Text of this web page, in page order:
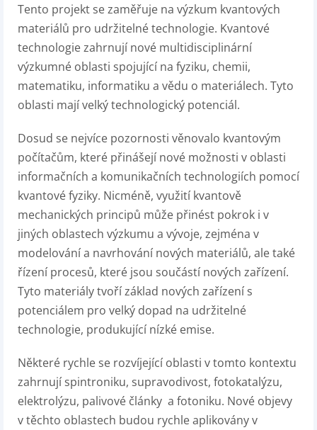
Tento projekt se zaměřuje na výzkum kvantových
materiálů pro udržitelné technologie. Kvantové
technologie zahrnují nové multidisciplinární
výzkumné oblasti spojující na fyziku, chemii,
matematiku, informatiku a vědu o materiálech. Tyto
oblasti mají velký technologický potenciál.
Dosud se nejvíce pozornosti věnovalo kvantovým
počítačům, které přinášejí nové možnosti v oblasti
informačních a komunikačních technologiích pomocí
kvantové fyziky. Nicméně, využití kvantově
mechanických principů může přinést pokrok i v
jiných oblastech výzkumu a vývoje, zejména v
modelování a navrhování nových materiálů, ale také
řízení procesů, které jsou součástí nových zařízení.
Tyto materiály tvoří základ nových zařízení s
potenciálem pro velký dopad na udržitelné
technologie, produkující nízké emise.
Některé rychle se rozvíjející oblasti v tomto kontextu
zahrnují spintroniku, supravodivost, fotokatalýzu,
elektrolýzu, palivové články a fotoniku. Nové objevy
v těchto oblastech budou rychle aplikovány v